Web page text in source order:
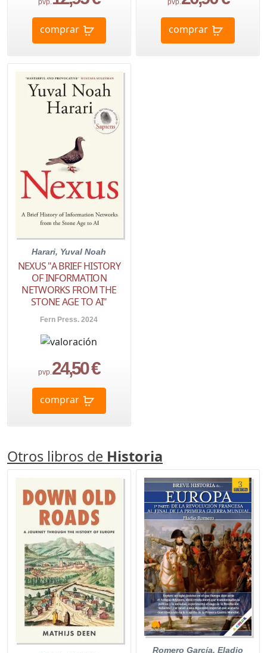
pvp.
comprar
pvp.
comprar
Harari, Yuval Noah
NEXUS "A BRIEF HISTORY
OF INFORMATION
NETWORKS FROM THE
STONE AGE TO AI"
Fern Press. 2024
pvp.24,50 €
comprar
Otros libros de Historia
Romero García, Eladio